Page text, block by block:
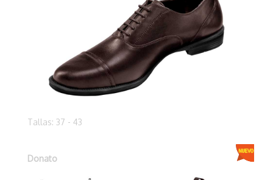
Tallas: 37 - 43
Donato